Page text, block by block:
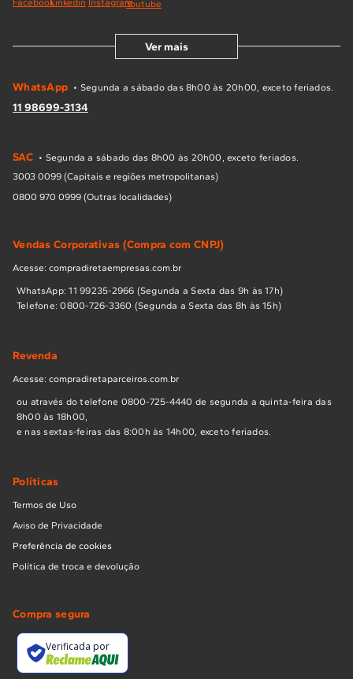
Ver mais
WhatsApp • Segunda a sábado das 8h00 às 20h00, exceto feriados.
11 98699-3134
SAC • Segunda a sábado das 8h00 às 20h00, exceto feriados.
3003 0099 (Capitais e regiões metropolitanas)
0800 970 0999 (Outras localidades)
Vendas Corporativas (Compra com CNPJ)
Acesse: compradiretaempresas.com.br
WhatsApp: 11 99235-2966 (Segunda a Sexta das 9h às 17h)
Telefone: 0800-726-3360 (Segunda a Sexta das 8h às 15h)
Revenda
Acesse: compradiretaparceiros.com.br
ou através do telefone 0800-725-4440 de segunda a quinta-feira das
8h00 às 18h00,
e nas sextas-feiras das 8:00h às 14h00, exceto feriados.
Políticas
Termos de Uso
Aviso de Privacidade
Preferência de cookies
Política de troca e devolução
Compra segura
Verificada por